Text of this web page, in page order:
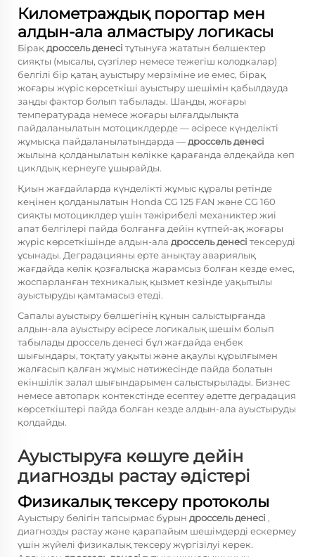
Километраждық порогтар мен
алдын-ала алмастыру логикасы
Бірақ дроссель денесі тұтынуға жататын бөлшектер
сияқты (мысалы, сүзгілер немесе тежегіш колодкалар)
белгілі бір қатаң ауыстыру мерзіміне ие емес, бірақ
жоғары жүріс көрсеткіші ауыстыру шешімін қабылдауда
заңды фактор болып табылады. Шаңды, жоғары
температурада немесе жоғары ылғалдылықта
пайдаланылатын мотоциклдерде — әсіресе күнделікті
жұмысқа пайдаланылатындарда —дроссель денесі
жылына қолданылатын көлікке қарағанда әлдеқайда көп
циклдық кернеуге ұшырайды.
Қиын жағдайларда күнделікті жұмыс құралы ретінде
кеңінен қолданылатын Honda CG 125 FAN және CG 160
сияқты мотоциклдер үшін тәжірибелі механиктер жиі
апат белгілері пайда болғанға дейін күтпей-ақ жоғары
жүріс көрсеткішінде алдын-ала дроссель денесі тексеруді
ұсынады. Деградацияны ерте анықтау авариялық
жағдайда көлік қозғалысқа жарамсыз болған кезде емес,
жоспарланған техникалық қызмет кезінде уақытылы
ауыстыруды қамтамасыз етеді.
Сапалы ауыстыру бөлшегінің құнын салыстырғанда
алдын-ала ауыстыру әсіресе логикалық шешім болып
табылады дроссель денесі бұл жағдайда еңбек
шығындары, тоқтату уақыты және ақаулы құрылғымен
жалғасып қалған жұмыс нәтижесінде пайда болатын
екіншілік залал шығындарымен салыстырылады. Бизнес
немесе автопарк контекстінде есептеу әдетте деградация
көрсеткіштері пайда болған кезде алдын-ала ауыстыруды
қолдайды.
Ауыстыруға көшуге дейін
диагнозды растау әдістері
Физикалық тексеру протоколы
Ауыстыру бөлігін тапсырмас бұрын дроссель денесі ,
диагнозды растау және қарапайым шешімдерді ескермеу
үшін жүйелі физикалық тексеру жүргізілуі керек.